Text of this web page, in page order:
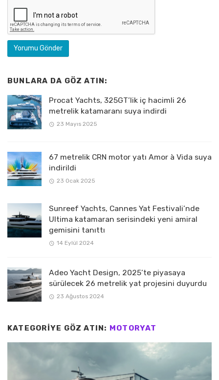
BUNLARA DA GÖZ ATIN:
Procat Yachts, 325GT’lik iç hacimli 26
metrelik katamaranı suya indirdi
23 Mayıs 2025
67 metrelik CRN motor yatı Amor à Vida suya
indirildi
23 Ocak 2025
Sunreef Yachts, Cannes Yat Festivali’nde
Ultima katamaran serisindeki yeni amiral
gemisini tanıttı
14 Eylül 2024
Adeo Yacht Design, 2025’te piyasaya
sürülecek 26 metrelik yat projesini duyurdu
23 Ağustos 2024
KATEGORIYE GÖZ ATIN: MOTORYAT